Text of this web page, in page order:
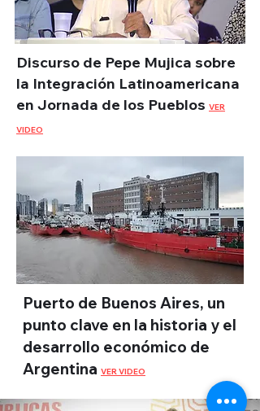
Discurso de Pepe Mujica sobre
la Integración Latinoamericana
en Jornada de los Pueblos VER
VIDEO
Puerto de Buenos Aires, un
punto clave en la historia y el
desarrollo económico de
Argentina VER VIDEO